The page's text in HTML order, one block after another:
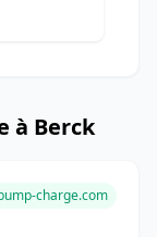
à Berck
charge.com